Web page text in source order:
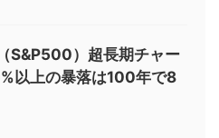
S&P500）超長期チャー
以上の暴落は100年で8